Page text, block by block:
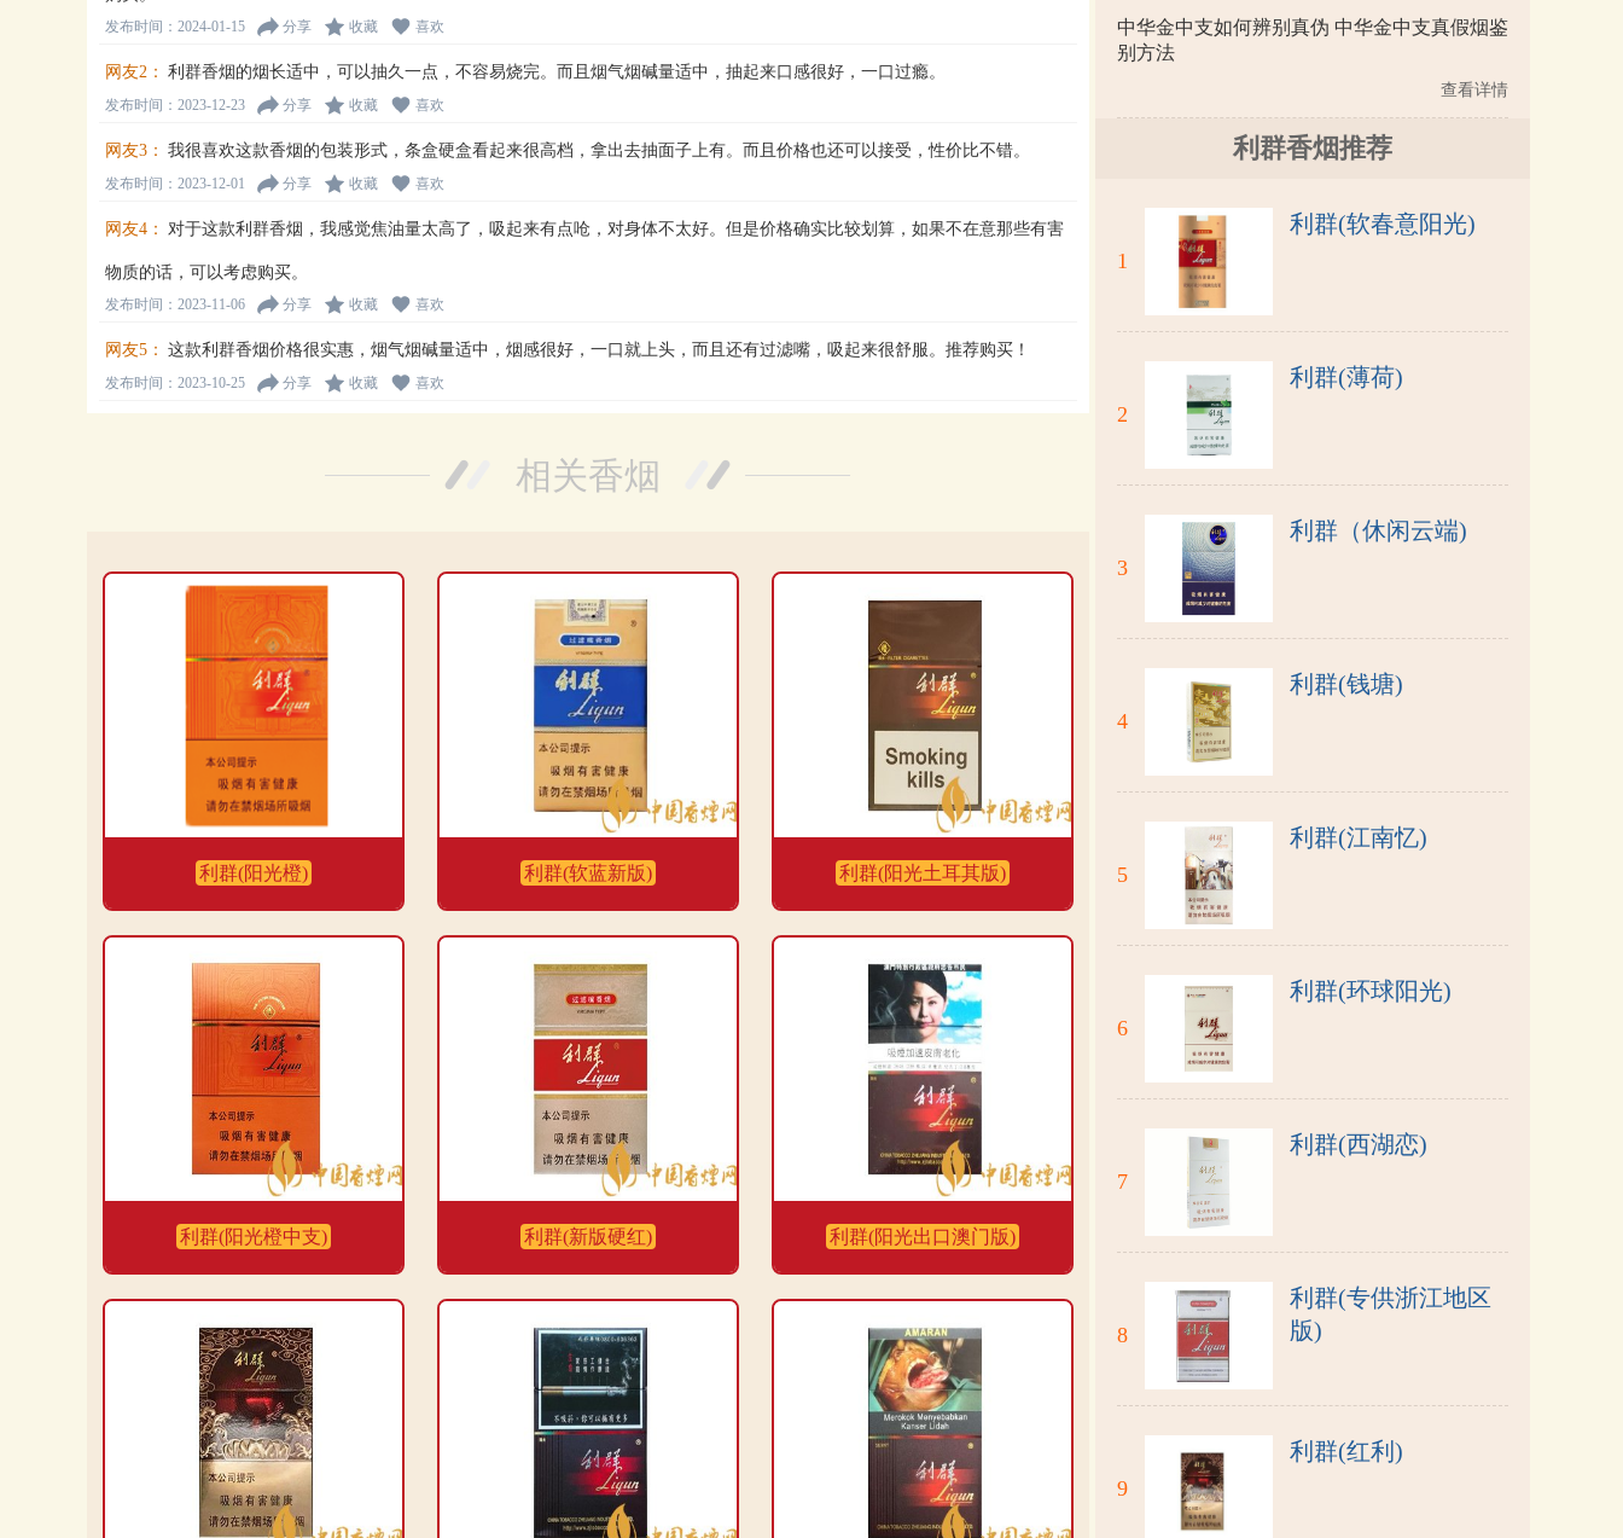
发布时间：2024-01-15 分享 收藏 喜欢
网友2： 利群香烟的烟长适中，可以抽久一点，不容易烧完。而且烟气烟碱量适中，抽起来口感很好，一口过瘾。
发布时间：2023-12-23 分享 收藏 喜欢
网友3： 我很喜欢这款香烟的包装形式，条盒硬盒看起来很高档，拿出去抽面子上有。而且价格也还可以接受，性价比不错。
发布时间：2023-12-01 分享 收藏 喜欢
网友4： 对于这款利群香烟，我感觉焦油量太高了，吸起来有点呛，对身体不太好。但是价格确实比较划算，如果不在意那些有害
物质的话，可以考虑购买。
发布时间：2023-11-06 分享 收藏 喜欢
网友5： 这款利群香烟价格很实惠，烟气烟碱量适中，烟感很好，一口就上头，而且还有过滤嘴，吸起来很舒服。推荐购买！
发布时间：2023-10-25 分享 收藏 喜欢
相关香烟
利群(阳光橙) 利群(软蓝新版) 利群(阳光土耳其版)
利群(阳光橙中支) 利群(新版硬红) 利群(阳光出口澳门版)
中华金中支如何辨别真伪 中华金中支真假烟鉴
别方法
查看详情
利群香烟推荐
1
利群(软春意阳光)
2
利群(薄荷)
3
利群（休闲云端)
4
利群(钱塘)
5
利群(江南忆)
6
利群(环球阳光)
7
利群(西湖恋)
8
利群(专供浙江地区
版)
9
利群(红利)